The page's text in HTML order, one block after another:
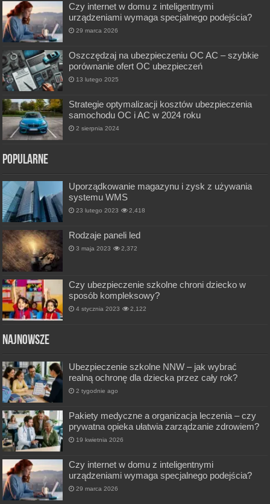
Czy internet w domu z inteligentnymi
urządzeniami wymaga specjalnego podejścia?
29 marca 2026
Oszczędzaj na ubezpieczeniu OC AC – szybkie
porównanie ofert OC ubezpieczeń
13 lutego 2025
Strategie optymalizacji kosztów ubezpieczenia
samochodu OC i AC w 2024 roku
2 sierpnia 2024
Popularne
Uporządkowanie magazynu i zysk z używania
systemu WMS
23 lutego 2023 2,418
Rodzaje paneli led
3 maja 2023 2,372
Czy ubezpieczenie szkolne chroni dziecko w
sposób kompleksowy?
4 stycznia 2023 2,122
Najnowsze
Ubezpieczenie szkolne NNW – jak wybrać
realną ochronę dla dziecka przez cały rok?
2 tygodnie ago
Pakiety medyczne a organizacja leczenia – czy
prywatna opieka ułatwia zarządzanie zdrowiem?
19 kwietnia 2026
Czy internet w domu z inteligentnymi
urządzeniami wymaga specjalnego podejścia?
29 marca 2026